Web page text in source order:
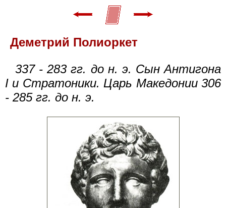
Деметрий Полиоркет
337 - 283 гг. до н. э. Сын Антигона
I и Стратоники. Царь Македонии 306
- 285 гг. до н. э.